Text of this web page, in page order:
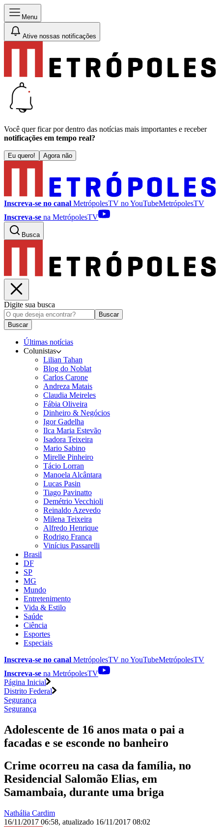
Menu
Ative nossas notificações
Você quer ficar por dentro das notícias mais importantes e receber
notificações em tempo real?
Eu quero! Agora não
Inscreva-se no canal MetrópolesTV noYouTubeMetrópolesTV
Inscreva-se na MetrópolesTV
Busca
Digite sua busca
Buscar
Buscar
Últimas notícias
Colunistas
Lilian Tahan
Blog do Noblat
Carlos Carone
Andreza Matais
Claudia Meireles
Fábia Oliveira
Dinheiro & Negócios
Igor Gadelha
Ilca Maria Estevão
Isadora Teixeira
Mario Sabino
Mirelle Pinheiro
Tácio Lorran
Manoela Alcântara
Lucas Pasin
Tiago Pavinatto
Demétrio Vecchioli
Reinaldo Azevedo
Milena Teixeira
Alfredo Henrique
Rodrigo França
Vinícius Passarelli
Brasil
DF
SP
MG
Mundo
Entretenimento
Vida & Estilo
Saúde
Ciência
Esportes
Especiais
Inscreva-se no canal MetrópolesTV noYouTubeMetrópolesTV
Inscreva-se na MetrópolesTV
Página Inicial
Distrito Federal
Segurança
Segurança
Adolescente de 16 anos mata o pai a
facadas e se esconde no banheiro
Crime ocorreu na casa da família, no
Residencial Salomão Elias, em
Samambaia, durante uma briga
Nathália Cardim
16/11/2017 06:58, atualizado 16/11/2017 08:02